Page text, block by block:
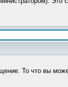
То что вы